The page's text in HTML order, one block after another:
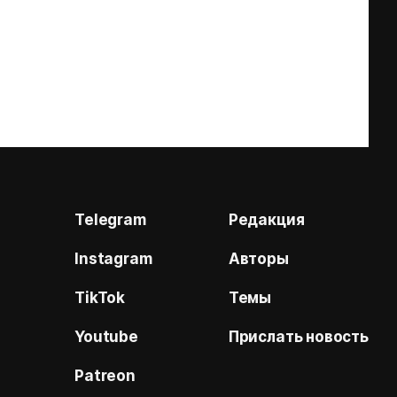
Telegram
Instagram
TikTok
Youtube
Patreon
Редакция
Авторы
Темы
Прислать новость